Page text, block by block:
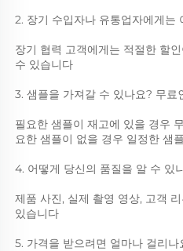
2. 장기 수입자나 유통업자에게는
장기 협력 고객에게는 적절한 할
수 있습니다
3. 샘플을 가져갈 수 있나요? 무료
필요한 샘플이 재고에 있을 경우
요한 샘플이 없을 경우 일정한 샘
4. 어떻게 당신의 품질을 알 수 있
제품 사진, 실제 촬영 영상, 고객
있습니다
5. 가격을 받으려면 얼마나 걸리나